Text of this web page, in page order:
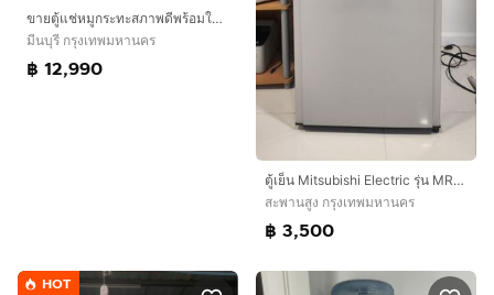
ขายตู้แช่หมูกระทะสภาพดีพร้อมใช้งานสนใจโทรติดต่อสอบถามได้ค่ะ 0991461547 ค่ะ
มีนบุรี กรุงเทพมหานคร
฿ 12,990
​ตู้เย็น Mitsubishi Electric รุ่น MR-FV25N ขนาด 8.2 คิว (231 ลิตร) สภาพดี พร้อมใช้งาน
สะพานสูง กรุงเทพมหานคร
฿ 3,500
HOT